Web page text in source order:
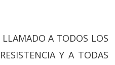
A TODOS LOS
Y A TODAS